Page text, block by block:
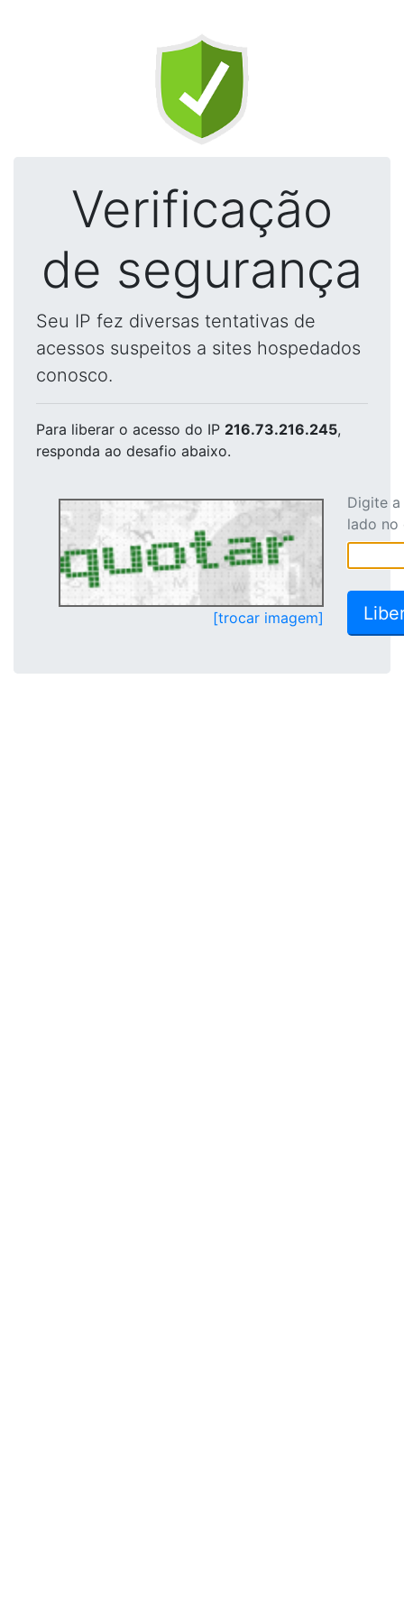
Verificação
de segurança
Seu IP fez diversas tentativas de
acessos suspeitos a sites hospedados
conosco.
Para liberar o acesso do IP 216.73.216.245,
responda ao desafio abaixo.
[trocar imagem]
Digite
lado no